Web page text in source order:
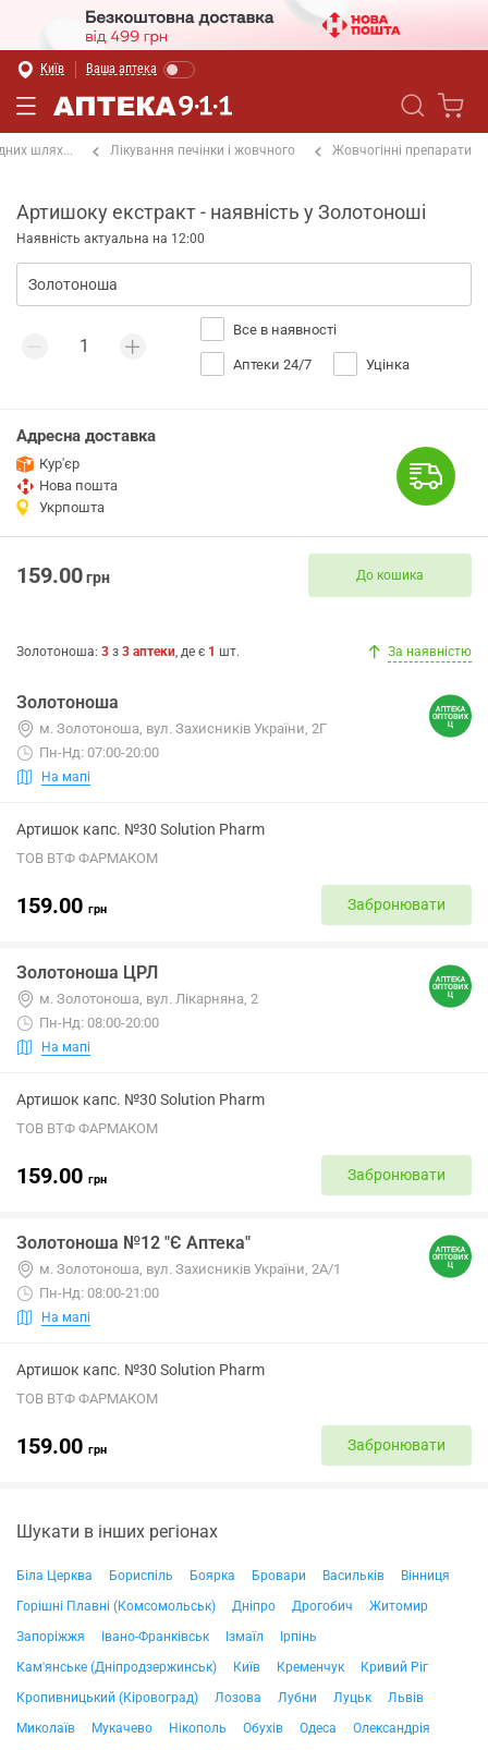
Київ Ваша аптека
шлях... Лікування печінки і жовчного Жовчогінні препарати
Артишоку екстракт - наявність у Золотоноші
Наявність актуальна на 12:00
Все в наявності
Аптеки 24/7 Уцінка
Адресна доставка
Кур'єр
Нова пошта
Укрпошта
159.00грн До кошика
Золотоноша: 3 з 3 аптеки, де є 1 шт. За наявністю
Золотоноша
м. Золотоноша, вул. Захисників України, 2Г
Пн-Нд: 07:00-20:00
На мапі
Артишок капс. №30 Solution Pharm
ТОВ ВТФ ФАРМАКОМ
159.00 грн Забронювати
Золотоноша ЦРЛ
м. Золотоноша, вул. Лікарняна, 2
Пн-Нд: 08:00-20:00
На мапі
Артишок капс. №30 Solution Pharm
ТОВ ВТФ ФАРМАКОМ
159.00 грн Забронювати
Золотоноша №12 "Є Аптека"
м. Золотоноша, вул. Захисників України, 2А/1
Пн-Нд: 08:00-21:00
На мапі
Артишок капс. №30 Solution Pharm
ТОВ ВТФ ФАРМАКОМ
159.00 грн Забронювати
Шукати в інших регіонах
Біла Церква Бориспіль Боярка Бровари Васильків
Вінниця
Горішні Плавні (Комсомольськ)
Дніпро Дрогобич
Житомир
Запоріжжя
Івано-Франківськ Ізмаїл
Ірпінь
Кам'янське (Дніпродзержинськ)
Київ Кременчук
Кривий Ріг
Кропивницький (Кіровоград)
Лозова Лубни Луцьк
Львів
Миколаїв
Мукачево Нікополь Обухів Одеса
Олександрія